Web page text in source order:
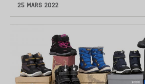
25 MARS 2022